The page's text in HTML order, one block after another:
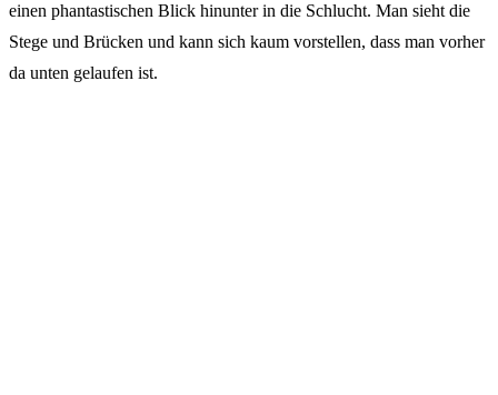
einen phantastischen Blick hinunter in die Schlucht. Man sieht die
Stege und Brücken und kann sich kaum vorstellen, dass man vorher
da unten gelaufen ist.